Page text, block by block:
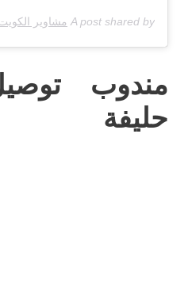
A post shared by مشاوير
مندوب
حليفة